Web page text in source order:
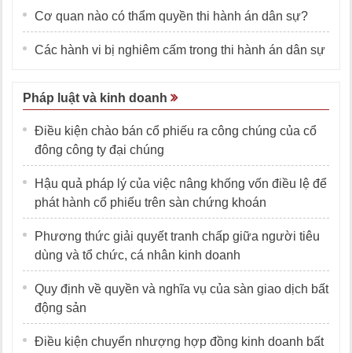
Cơ quan nào có thẩm quyền thi hành án dân sự?
Các hành vi bị nghiêm cấm trong thi hành án dân sự
Pháp luật và kinh doanh
Điều kiện chào bán cổ phiếu ra công chúng của cổ
đông công ty đại chúng
Hậu quả pháp lý của việc nâng khống vốn điều lệ để
phát hành cổ phiếu trên sàn chứng khoán
Phương thức giải quyết tranh chấp giữa người tiêu
dùng và tổ chức, cá nhân kinh doanh
Quy định về quyền và nghĩa vụ của sàn giao dịch bất
động sản
Điều kiện chuyển nhượng hợp đồng kinh doanh bất